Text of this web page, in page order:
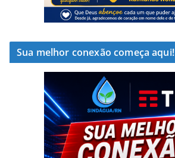
Sua melhor conexão começa aqui!